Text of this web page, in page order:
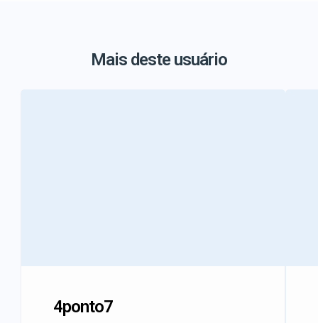
Mais deste usuário
4ponto7